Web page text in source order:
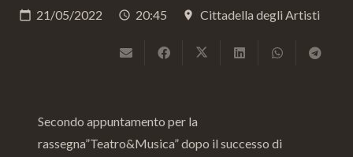
calendar_today 21/05/2022 schedule 20:45 place Cittadella degli Artisti
Secondo appuntamento per la
rassegna”Teatro&Musica” dopo il successo di